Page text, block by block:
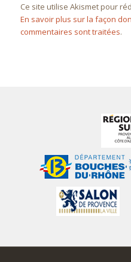
Ce site utilise Akismet pour
En savoir plus sur la façon
commentaires sont traitées.